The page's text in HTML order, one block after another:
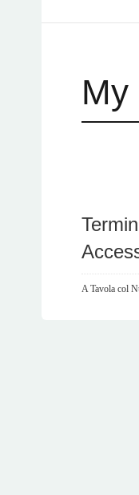
My
A Tavola col